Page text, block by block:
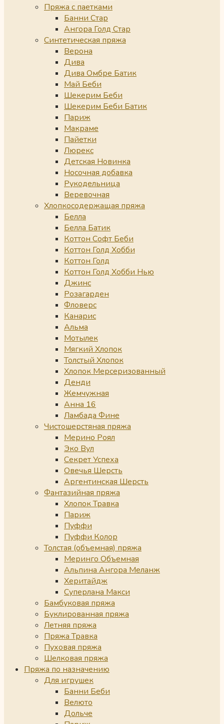
Пряжа с паетками
Банни Стар
Ангора Голд Стар
Синтетическая пряжа
Верона
Дива
Дива Омбре Батик
Май Беби
Шекерим Беби
Шекерим Беби Батик
Париж
Макраме
Пайетки
Люрекс
Детская Новинка
Носочная добавка
Рукодельница
Веревочная
Хлопкосодержащая пряжа
Белла
Белла Батик
Коттон Софт Беби
Коттон Голд Хобби
Коттон Голд
Коттон Голд Хобби Нью
Джинс
Розагарден
Фловерс
Канарис
Альма
Мотылек
Мягкий Хлопок
Толстый Хлопок
Хлопок Мерсеризованный
Денди
Жемчужная
Анна 16
Ламбада Фине
Чистошерстяная пряжа
Мерино Роял
Эко Вул
Секрет Успеха
Овечья Шерсть
Аргентинская Шерсть
Фантазийная пряжа
Хлопок Травка
Париж
Пуффи
Пуффи Колор
Толстая (объемная) пряжа
Меринго Объемная
Альпина Ангора Меланж
Херитайдж
Суперлана Макси
Бамбуковая пряжа
Буклированная пряжа
Летняя пряжа
Пряжа Травка
Пуховая пряжа
Шелковая пряжа
Пряжа по назначению
Для игрушек
Банни Беби
Велюто
Дольче